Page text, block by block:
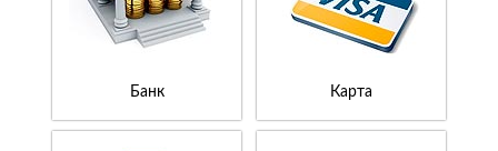
Банк Карта